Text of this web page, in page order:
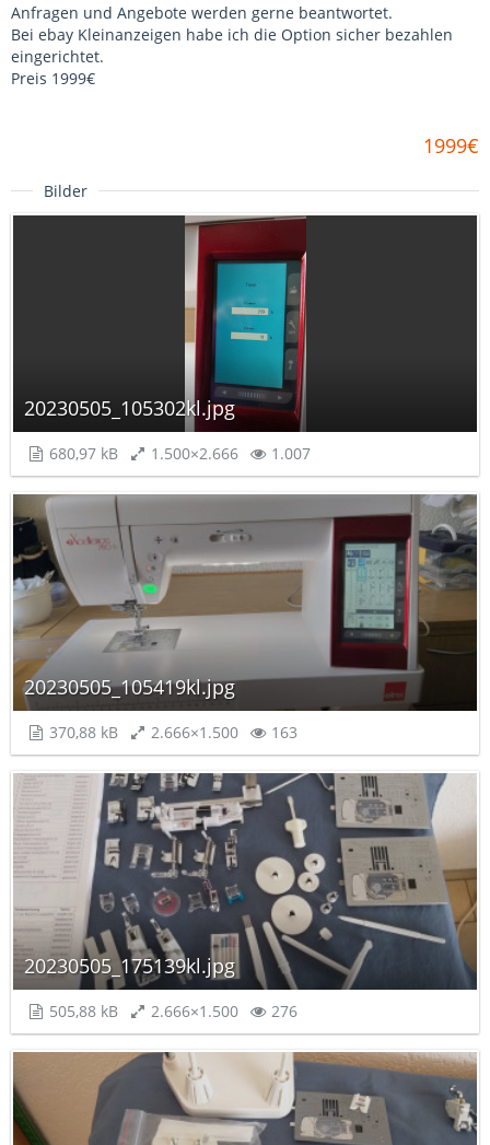
Anfragen und Angebote werden gerne beantwortet.
Bei ebay Kleinanzeigen habe ich die Option sicher bezahlen
eingerichtet.
Preis 1999€
1999€
Bilder
20230505_105302kl.jpg
680,97 kB 1.500×2.666 1.007
20230505_105419kl.jpg
370,88 kB 2.666×1.500 163
20230505_175139kl.jpg
505,88 kB 2.666×1.500 276